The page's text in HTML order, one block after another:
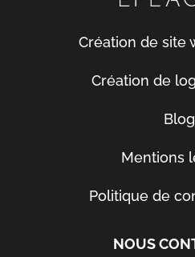
Création de site
Création de
Blog
Mentions
Politique de
NOUS